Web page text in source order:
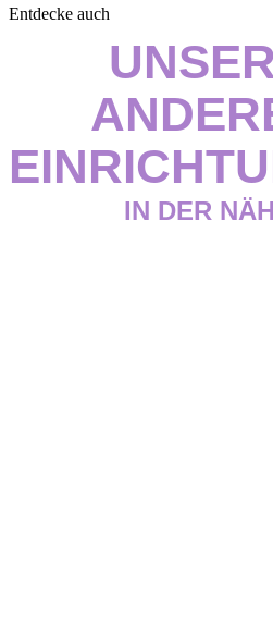
Entdecke auch
IN DER